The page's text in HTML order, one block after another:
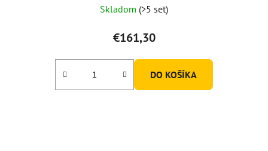
Skladom (>5 set)
€161,30
DO KOŠÍKA